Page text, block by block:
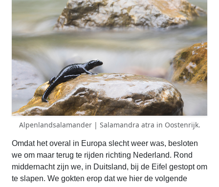
Alpenlandsalamander | Salamandra atra in Oostenrijk.
Omdat het overal in Europa slecht weer was, besloten
we om maar terug te rijden richting Nederland. Rond
middernacht zijn we, in Duitsland, bij de Eifel gestopt om
te slapen. We gokten erop dat we hier de volgende